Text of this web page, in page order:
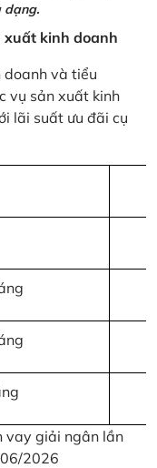
dạng.
xuất kinh doanh
doanh và tiểu
vụ sản xuất kinh
lãi suất ưu đãi cụ
vay giải ngân lần
2026